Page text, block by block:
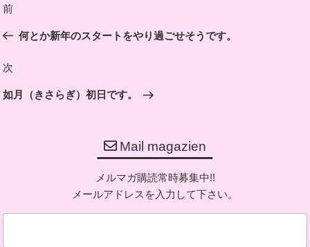
稿
ナ
ゲ
ー
前
投
前
何とか新年のスタートをやり過ごせそうです。
次
投
次
如月（きさらぎ）初日です。
Mail magazien
メルマガ購読常時募集中!!
メールアドレスを入力して下さい。